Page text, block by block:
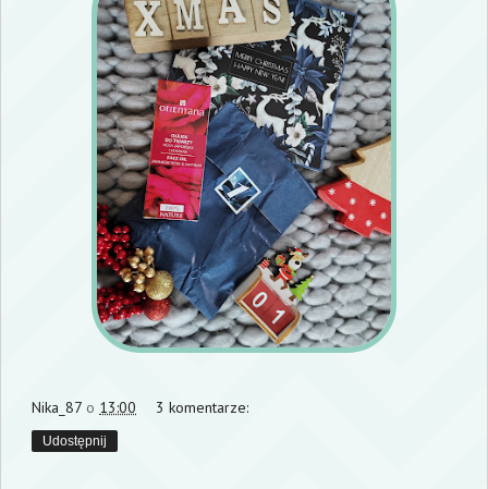
Nika_87 o 13:00 3 komentarze:
Udostępnij